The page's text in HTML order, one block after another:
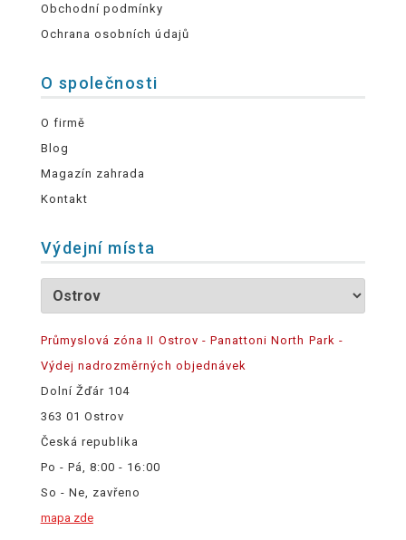
Obchodní podmínky
Ochrana osobních údajů
O společnosti
O firmě
Blog
Magazín zahrada
Kontakt
Výdejní místa
Průmyslová zóna II Ostrov - Panattoni North Park -
Výdej nadrozměrných objednávek
Dolní Žďár 104
363 01 Ostrov
Česká republika
Po - Pá, 8:00 - 16:00
So - Ne, zavřeno
mapa zde